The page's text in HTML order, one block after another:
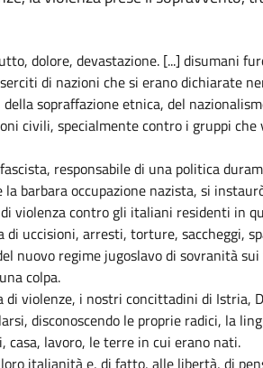
dolore, devastazione. [...] disumani
di nazioni che si erano dichiarate
sopraffazione etnica, del
civili, specialmente contro i gruppi
responsabile di una politica
barbara occupazione nazista, si
violenza contro gli italiani residenti in
uccisioni, arresti, torture, saccheggi,
nuovo regime jugoslavo di sovranità
colpa.
violenze, i nostri concittadini di Istria,
disconoscendo le proprie radici, la
casa, lavoro, le terre in cui erano nati.
italianità e, di fatto, alle libertà, di